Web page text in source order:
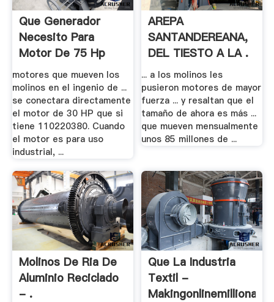
Que Generador
Necesito Para
Motor De 75 Hp
Trif - .
motores que mueven los
molinos en el ingenio de ...
se conectara directamente
el motor de 30 HP que si
tiene 110220380. Cuando
el motor es para uso
industrial, ...
AREPA
SANTANDEREANA,
DEL TIESTO A LA .
... a los molinos les
pusieron motores de mayor
fuerza ... y resaltan que el
tamaño de ahora es más ...
que mueven mensualmente
unos 85 millones de ...
Molinos De Ria De
Aluminio Reciclado
- .
Que La Industria
Textil -